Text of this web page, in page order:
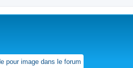
pour image dans le forum